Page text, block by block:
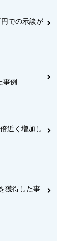
での示談が
事例
近く増加し
獲得した事